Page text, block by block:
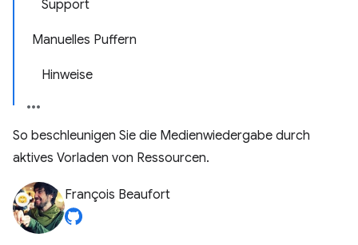
Support
Manuelles Puffern
Hinweise
So beschleunigen Sie die Medienwiedergabe durch
aktives Vorladen von Ressourcen.
François Beaufort